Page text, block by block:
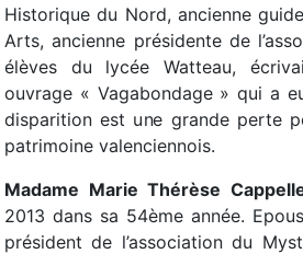
Historique du Nord, ancienne
Arts, ancienne présidente de
élèves du lycée Watteau,
ouvrage « Vagabondage » qui a
disparition est une grande perte
patrimoine valenciennois.
Madame Marie Thérèse
2013 dans sa 54ème année.
président de l’association du